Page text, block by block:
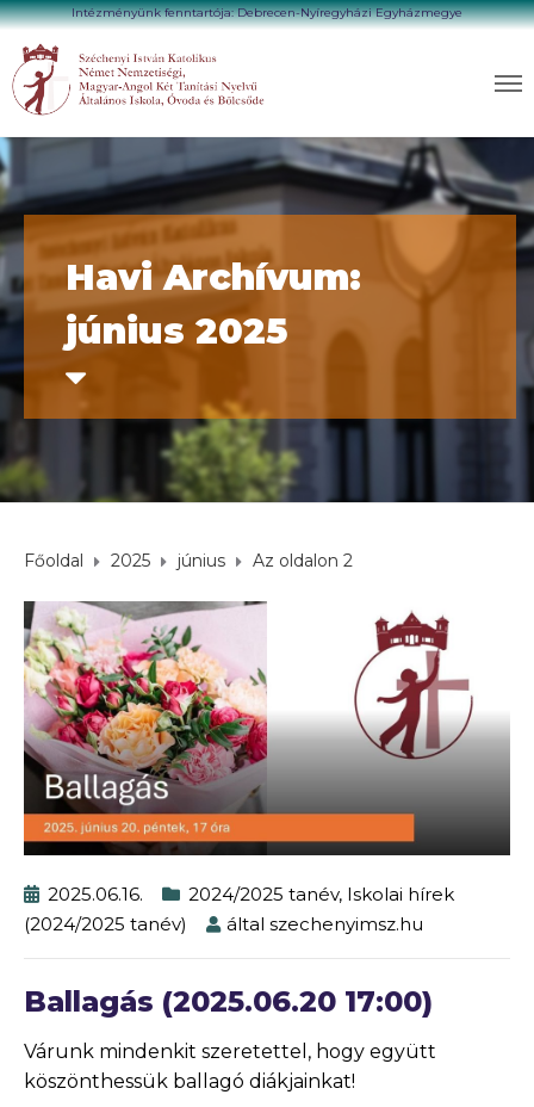
Intézményünk fenntartója: Debrecen-Nyíregyházi Egyházmegye
Havi Archívum:
június 2025
Főoldal 2025 június Az oldalon 2
2025.06.16. 2024/2025 tanév, Iskolai hírek
(2024/2025 tanév)
által szechenyimsz.hu
Ballagás (2025.06.20 17:00)
Várunk mindenkit szeretettel, hogy együtt
köszönthessük ballagó diákjainkat!